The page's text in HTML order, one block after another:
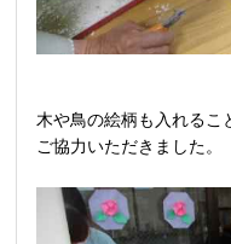
木や鳥の絵柄も入れるこ
ご協力いただきました。